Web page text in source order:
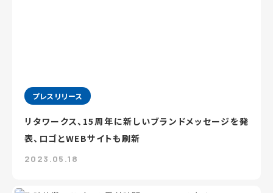
プレスリリース
リタワークス、15周年に新しいブランドメッセージを発
表、ロゴとWEBサイトも刷新
2023.05.18